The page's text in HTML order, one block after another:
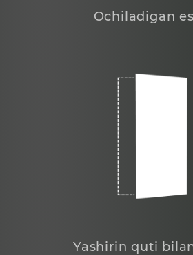
Ochiladigan
Yashirin quti